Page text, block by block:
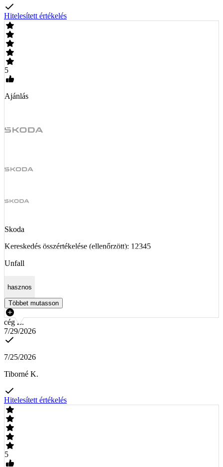
Hitelesített értékelés
5
Ajánlás
Skoda
Kereskedés összértékelése (ellenőrzött): 12345
Unfall
hasznos
Többet mutasson
cég Z.
7/29/2026
7/25/2026
Tiborné K.
Hitelesített értékelés
5